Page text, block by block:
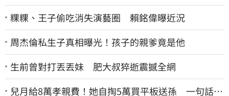
粿粿、王子偷吃消失演藝圈 賴銘偉曝近況
周杰倫私生子真相曝光！孩子的親爹竟是他
生前曾對打丟丟妹 肥大叔猝逝震撼全網
兒月給8萬孝親費！她自掏5萬買平板送孫 一句話愣